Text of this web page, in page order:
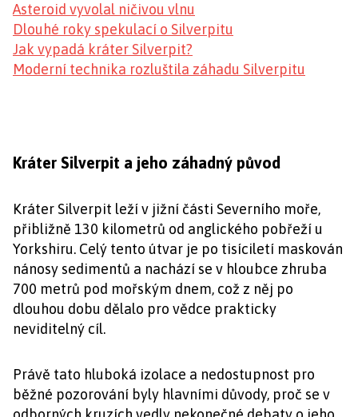
Asteroid vyvolal ničivou vlnu
Dlouhé roky spekulací o Silverpitu
Jak vypadá kráter Silverpit?
Moderní technika rozluštila záhadu Silverpitu
Kráter Silverpit a jeho záhadný původ
Kráter Silverpit leží v jižní části Severního moře,
přibližně 130 kilometrů od anglického pobřeží u
Yorkshiru. Celý tento útvar je po tisíciletí maskován
nánosy sedimentů a nachází se v hloubce zhruba
700 metrů pod mořským dnem, což z něj po
dlouhou dobu dělalo pro vědce prakticky
neviditelný cíl.
Právě tato hluboká izolace a nedostupnost pro
běžné pozorování byly hlavními důvody, proč se v